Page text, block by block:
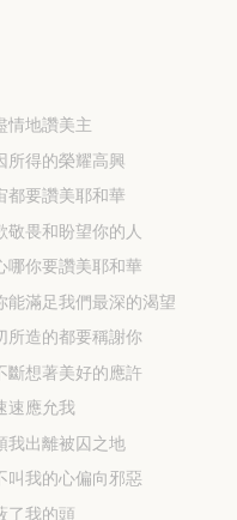
情地讚美主
所得的榮耀高興
都要讚美耶和華
敬畏和盼望你的人
哪你要讚美耶和華
能滿足我們最深的渴望
所造的都要稱謝你
斷想著美好的應許
速應允我
我出離被囚之地
叫我的心偏向邪惡
了我的頭